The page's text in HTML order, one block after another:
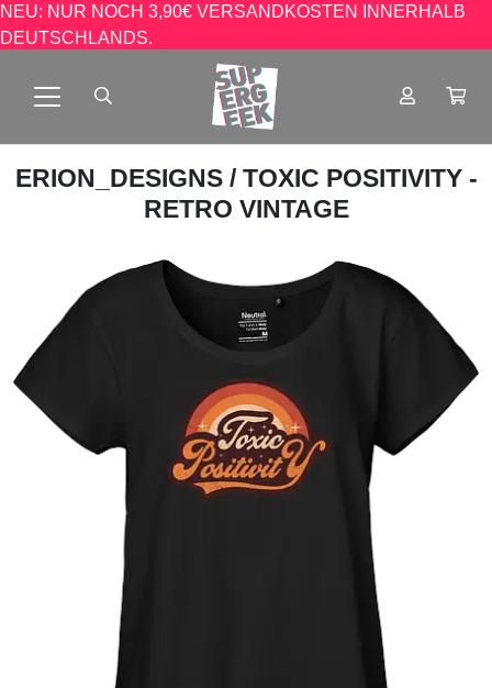
NEU: NUR NOCH 3,90€ VERSANDKOSTEN INNERHALB
DEUTSCHLANDS.
ERION_DESIGNS / TOXIC POSITIVITY -
RETRO VINTAGE